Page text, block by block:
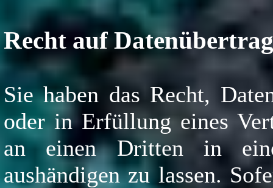
Recht auf
Sie haben das Recht,
oder in Erfüllung eines
an einen Dritten in
aushändigen zu lassen.